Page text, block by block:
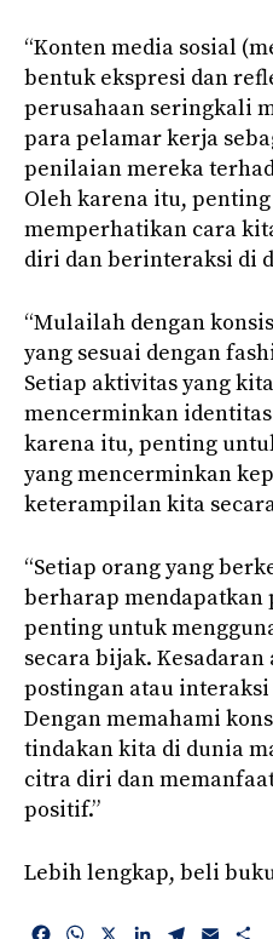
“Konten media sosial
bentuk ekspresi dan
perusahaan seringkali
para pelamar kerja
penilaian mereka
Oleh karena itu,
memperhatikan cara
diri dan berinteraksi di
“Mulailah dengan
yang sesuai dengan
Setiap aktivitas yang
mencerminkan
karena itu, penting
yang mencerminkan
keterampilan kita
“Setiap orang yang
berharap mendapatkan
penting untuk
secara bijak.
postingan atau
Dengan memahami
tindakan kita di dunia
citra diri dan
positif.”
Lebih lengkap, beli
W